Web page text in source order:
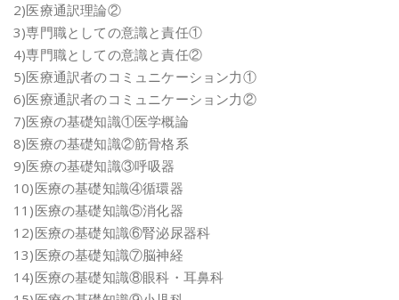
2)医療通訳理論②
3)専門職としての意識と責任①
4)専門職としての意識と責任②
5)医療通訳者のコミュニケーション力①
6)医療通訳者のコミュニケーション力②
7)医療の基礎知識①医学概論
8)医療の基礎知識②筋骨格系
9)医療の基礎知識③呼吸器
10)医療の基礎知識④循環器
11)医療の基礎知識⑤消化器
12)医療の基礎知識⑥腎泌尿器科
13)医療の基礎知識⑦脳神経
14)医療の基礎知識⑧眼科・耳鼻科